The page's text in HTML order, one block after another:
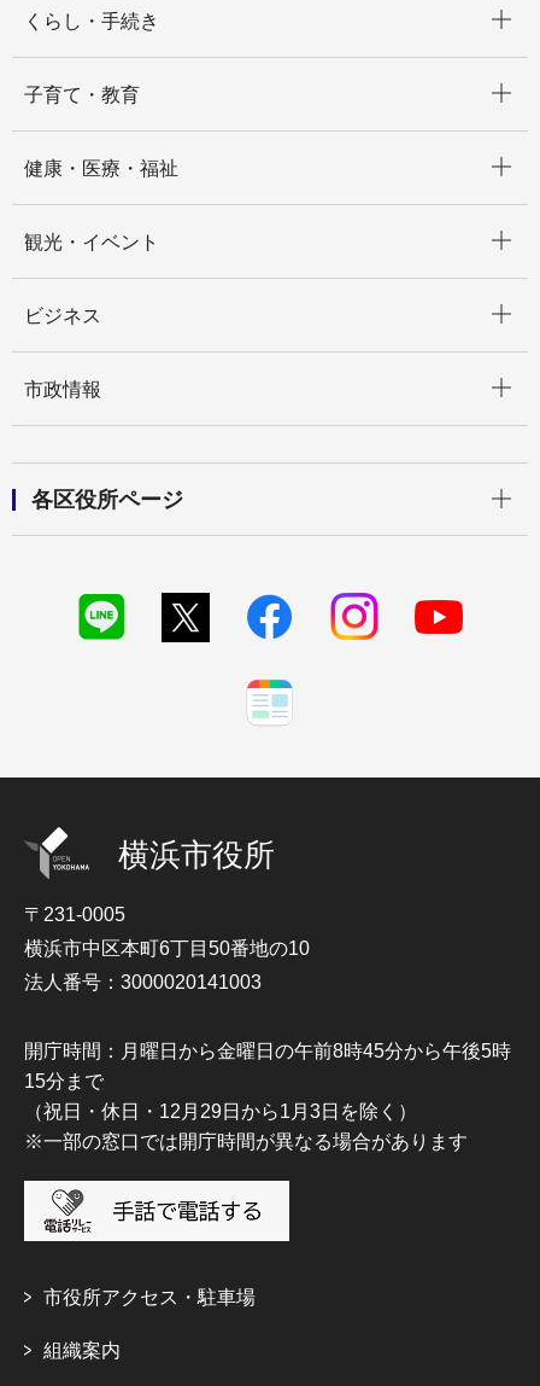
くらし・手続き
子育て・教育
健康・医療・福祉
観光・イベント
ビジネス
市政情報
各区役所ページ
横浜市役所
〒231-0005
横浜市中区本町6丁目50番地の10
法人番号：3000020141003
開庁時間：月曜日から金曜日の午前8時45分から午後5時
15分まで
（祝日・休日・12月29日から1月3日を除く）
※一部の窓口では開庁時間が異なる場合があります
市役所アクセス・駐車場
組織案内